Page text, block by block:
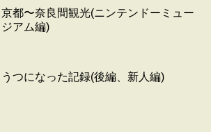
京都〜奈良間観光(ニンテンドーミュー
ジアム編)
うつになった記録(後編、新人編)